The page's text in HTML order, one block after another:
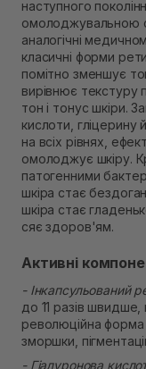
наступного
омолоджувальною
аналогічні
класичні форми
помітно зменшує
вирівнює текстуру
тон і тонус шкіри.
кислоти, гліцерину
на всіх рівнях,
омолоджує шкіру.
патогенними
шкіра стає
шкіра стає
сяє здоров'ям.
Активні
- Інкапсульований
до 11 разів
революційна форма
зморшки,
- Гіалуронова